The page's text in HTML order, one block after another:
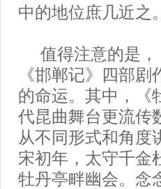
中的地位庶几近之。
值得注意的是
《邯郸记》四部
的命运。其中，《
代昆曲舞台更流传
从不同形式和角度
宋初年，太守千金
牡丹亭畔幽会。念